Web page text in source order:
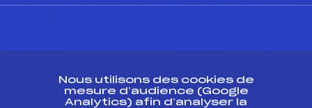
Nous utilisons des cookies de
mesure d’audience (Google
Analytics) afin d’analyser la